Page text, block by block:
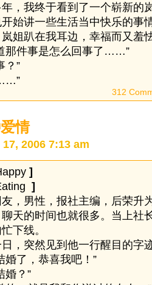
我终于看到了一个崭新的
讲一些生活当中快乐的事
趴在我耳边，幸福而又羞
件事是怎么回事了……”
”
312
情
2006 7:13 am
]
]
男性，报社主编，后荣升
天的时间也就很多。当上社
下线。
突然见到他一行醒目的字
了，恭喜我吧！”
？”